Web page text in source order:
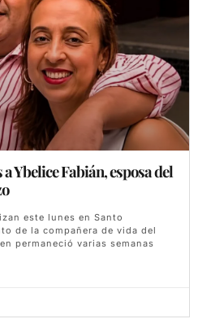
Ybelice Fabián, esposa del
este lunes en Santo
de la compañera de vida del
permaneció varias semanas